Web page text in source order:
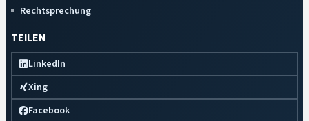
Rechtsprechung
TEILEN
LinkedIn
Xing
Facebook